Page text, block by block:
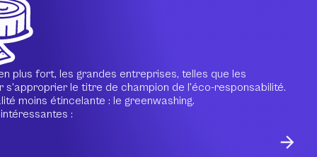
plus fort, les grandes entreprises, telles que les
le titre de champion de l'éco-responsabilité.
moins étincelante : le greenwashing.
: